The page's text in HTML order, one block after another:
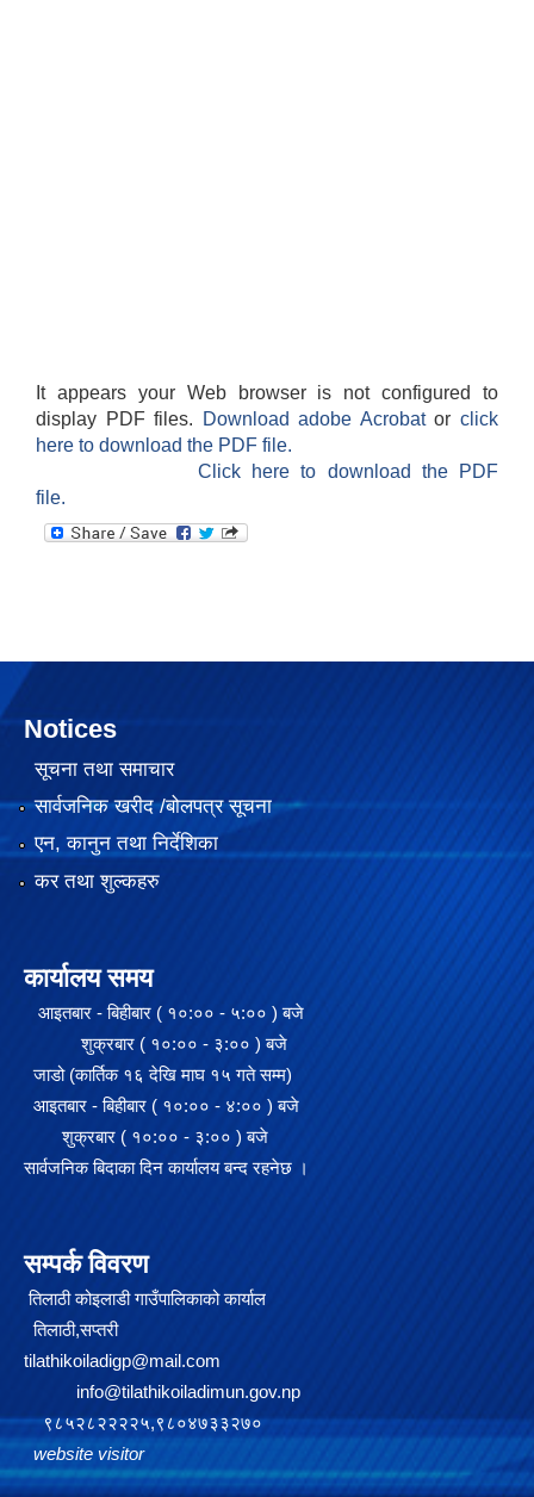
It appears your Web browser is not configured to
display PDF files.
Download adobe Acrobatorclick
here to download the PDF file.
Click here to download the PDF
file.
Notices
सूचना तथा समाचार
सार्वजनिक खरीद /बोलपत्र सूचना
एन, कानुन तथा निर्देशिका
कर तथा शुल्कहरु
कार्यालय समय
आइतबार - बिहीबार ( १०:०० - ५:०० ) बजे
शुक्रबार ( १०:०० - ३:०० ) बजे
जाडो (कार्तिक १६ देखि माघ १५ गते सम्म)
आइतबार - बिहीबार ( १०:०० - ४:०० ) बजे
शुक्रबार ( १०:०० - ३:०० ) बजे
सार्वजनिक बिदाका दिन कार्यालय बन्द रहनेछ ।
सम्पर्क विवरण
तिलाठी कोइलाडी गाउँपालिकाको कार्याल
तिलाठी,सप्तरी
tilathikoiladigp@mail.com
info@tilathikoiladimun.gov.np
९८५२८२२२२५,९८०४७३३२७०
website visitor